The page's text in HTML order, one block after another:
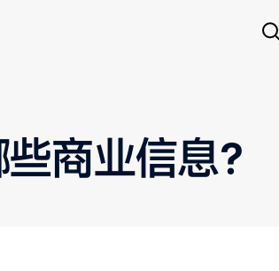
商业信息？